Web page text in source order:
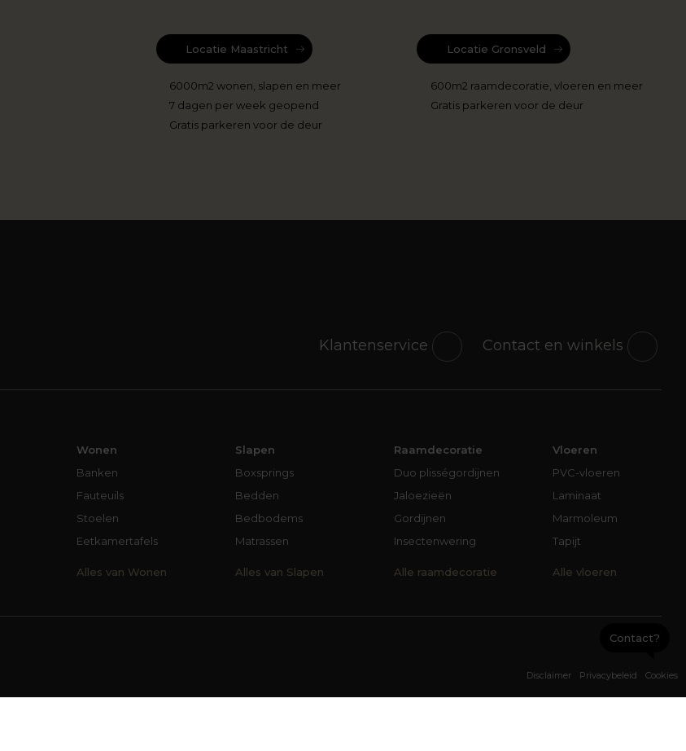
Locatie Maastricht
6000m2 wonen, slapen en meer
7 dagen per week geopend
Gratis parkeren voor de deur
Locatie Gronsveld
600m2 raamdecoratie, vloeren en meer
Gratis parkeren voor de deur
Contact en winkels
Klantenservice
Wonen
Banken
Fauteuils
Stoelen
Eetkamertafels
Alles van Wonen
Slapen
Boxsprings
Bedden
Bedbodems
Matrassen
Alles van Slapen
Raamdecoratie
Duo plisségordijnen
Jaloezieën
Gordijnen
Insectenwering
Alle raamdecoratie
Vloeren
PVC-vloeren
Laminaat
Marmoleum
Tapijt
Alle vloeren
Disclaimer Privacybeleid Cookies
Contact?